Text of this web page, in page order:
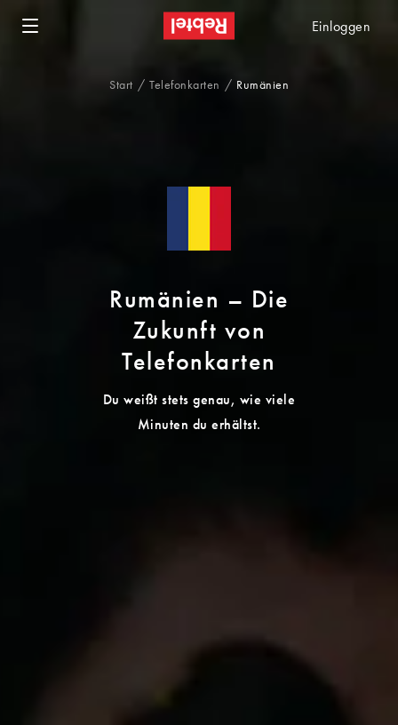
Start Telefonkarten Rumänien
Einloggen
Rumänien – Die
Zukunft von
Telefonkarten
Du weißt stets genau, wie viele
Minuten du erhältst.